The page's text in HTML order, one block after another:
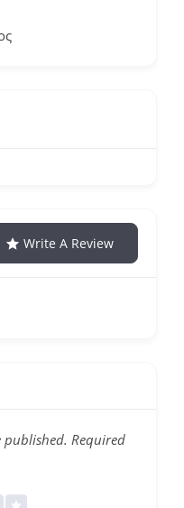
Write A Review
published. Required